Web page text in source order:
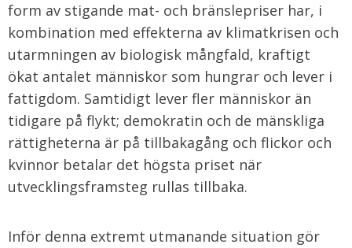
form av stigande mat- och bränslepriser har, i
kombination med effekterna av klimatkrisen och
utarmningen av biologisk mångfald, kraftigt
ökat antalet människor som hungrar och lever i
fattigdom. Samtidigt lever fler människor än
tidigare på flykt; demokratin och de mänskliga
rättigheterna är på tillbakagång och flickor och
kvinnor betalar det högsta priset när
utvecklingsframsteg rullas tillbaka.
Inför denna extremt utmanande situation gör